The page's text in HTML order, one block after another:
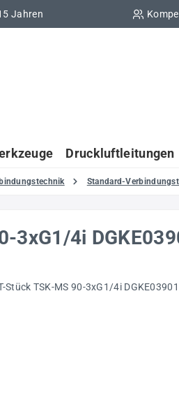
Jahren
Druckluftleitungen
Standard-
3xG1/4i